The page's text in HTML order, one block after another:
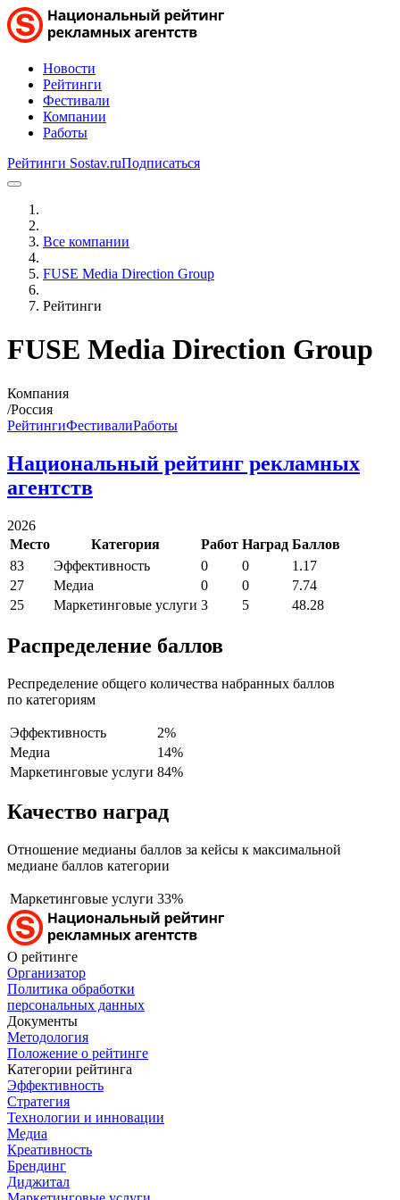
Новости
Рейтинги
Фестивали
Компании
Работы
Рейтинги Sostav.ruПодписаться
Все компании
FUSE Media Direction Group
Рейтинги
FUSE Media Direction Group
Компания
/Россия
РейтингиФестивалиРаботы
Национальный рейтинг рекламных
агентств
2026
Место
Категория Работ Наград Баллов
83
Эффективность 0 0
1.17
27
Медиа 0 0
7.74
25
Маркетинговые услуги 3 5 48.28
Распределение баллов
Респределение общего количества набранных баллов
по категориям
Эффективность
2%
Медиа
14%
Маркетинговые услуги 84%
Качество наград
Отношение медианы баллов за кейсы к максимальной
медиане баллов категории
Маркетинговые услуги 33%
О рейтинге
Организатор
Политика обработки
персональных данных
Документы
Методология
Положение о рейтинге
Категории рейтинга
Эффективность
Стратегия
Технологии и инновации
Медиа
Креативность
Брендинг
Диджитал